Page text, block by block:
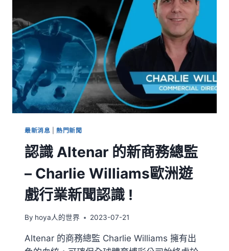
最新消息 |熱門新聞
認識 Altenar 的新商務總監
– Charlie Williams歐洲遊
戲行業新聞認識 !
By hoya人的世界 2023-07-21
Altenar 的商務總監 Charlie Williams 擁有出